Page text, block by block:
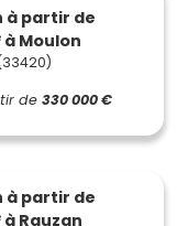
à partir de
à Moulon
de 330 000 €
à partir de
à Rauzan